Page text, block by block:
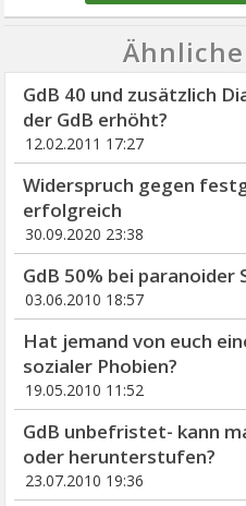
GdB 40 und zusätzlich
der GdB erhöht?
12.02.2011 17:27
Widerspruch gegen
erfolgreich
30.09.2020 23:38
GdB 50% bei paranoider
03.06.2010 18:57
Hat jemand von euch
sozialer Phobien?
19.05.2010 11:52
GdB unbefristet- kann
oder herunterstufen?
23.07.2010 19:36